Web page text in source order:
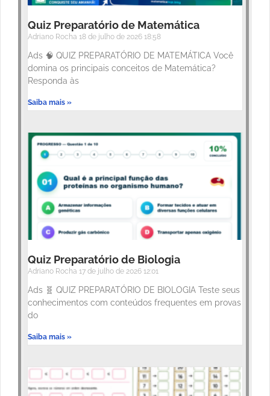
Quiz Preparatório de Matemática
Adriano Rocha 18 de julho de 2026 18:58
Ads 🧠 QUIZ PREPARATÓRIO DE MATEMÁTICA Você
domina os principais conceitos de Matemática?
Responda às
Saiba mais »
Quiz Preparatório de Biologia
Adriano Rocha 17 de julho de 2026 12:01
Ads 🧬 QUIZ PREPARATÓRIO DE BIOLOGIA Teste seus
conhecimentos com conteúdos frequentes em provas
do
Saiba mais »